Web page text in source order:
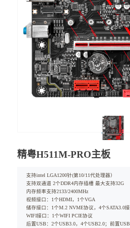
精粤H511M-PRO主板
支持intel LGA1200针(第10/11代处理器）
支持双通道 2个DDR4内存插槽 最大支持32G
内存频率支持2133/2400MHz
视频接口：1个HDMI，1个VGA
储存接口：1个M.2 NVME协议，4个SATA3.0
WIFI接口：1个WIFI PCIE协议
后置USB：2个USB3.0，4个USB2.0；前置